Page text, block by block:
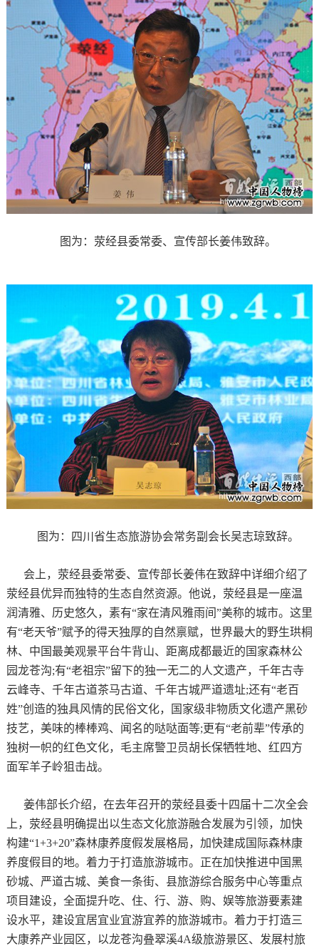
图为：荥经县委常委、宣传部长姜伟致辞。
图为：四川省生态旅游协会常务副会长吴志琼致辞。
会上，荥经县委常委、宣传部长姜伟在致辞中详细介绍了
荥经县优异而独特的生态自然资源。他说，荥经县是一座温
润清雅、历史悠久，素有“家在清风雅雨间”美称的城市。这里
有“老天爷”赋予的得天独厚的自然禀赋，世界最大的野生珙桐
林、中国最美观景平台牛背山、距离成都最近的国家森林公
园龙苍沟;有“老祖宗”留下的独一无二的人文遗产，千年古寺
云峰寺、千年古道茶马古道、千年古城严道遗址;还有“老百
姓”创造的独具风情的民俗文化，国家级非物质文化遗产黑砂
技艺，美味的棒棒鸡、闻名的哒哒面等;更有“老前辈”传承的
独树一帜的红色文化，毛主席警卫员胡长保牺牲地、红四方
面军羊子岭狙击战。
姜伟部长介绍，在去年召开的荥经县委十四届十二次全会
上，荥经县明确提出以生态文化旅游融合发展为引领，加快
构建“1+3+20”森林康养度假发展格局，加快建成国际森林康
养度假目的地。着力于打造旅游城市。正在加快推进中国黑
砂城、严道古城、美食一条街、县旅游综合服务中心等重点
项目建设，全面提升吃、住、行、游、购、娱等旅游要素建
设水平，建设宜居宜业宜游宜养的旅游城市。着力于打造三
大康养产业园区，以龙苍沟叠翠溪4A级旅游景区、发展村旅